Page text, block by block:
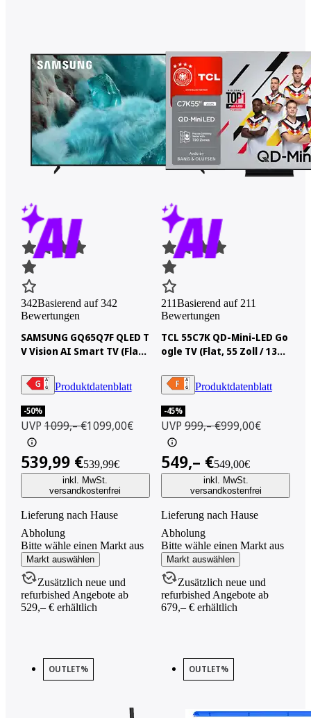
342Basierend auf 342
Bewertungen
SAMSUNG GQ65Q7F QLED T
V Vision AI Smart TV (Flat,
MART TV)
Produktdatenblatt
-50%
UVP 1099,– €1099,00€
539,99 €539,99€
inkl. MwSt.
versandkostenfrei
Lieferung nach Hause
Abholung
Bitte wähle einen Markt aus
Markt auswählen
Zusätzlich neue und
refurbished Angebote ab
529,– € erhältlich
211Basierend auf 211
Bewertungen
TCL 55C7K QD-Mini-LED Go
ogle TV (Flat, 55 Zoll / 138,
Produktdatenblatt
-45%
UVP 999,– €999,00€
549,– €549,00€
inkl. MwSt.
versandkostenfrei
Lieferung nach Hause
Abholung
Bitte wähle einen Markt aus
Markt auswählen
Zusätzlich neue und
refurbished Angebote ab
679,– € erhältlich
OUTLET% OUTLET%